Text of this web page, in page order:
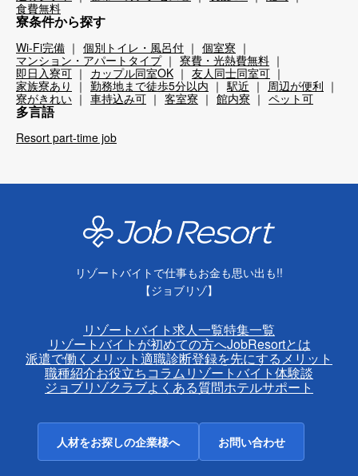
食費無料
寮条件から探す
Wi-Fi完備 個別トイレ・風呂付
個室寮
マンション・アパートタイプ
寮費・光熱費無料
即日入寮可
カップル同室OK
友人同士同室可
家族寮あり
勤務地まで徒歩5分以内 駅近
周辺が便利
寮がきれい
車持込み可 客室寮 館内寮 ペット可
多言語
Resort part-time job
リゾートバイトで仕事もお金も思い出も!!
【ジョブリゾ】
リゾートバイト求人一覧特集一覧
リゾートバイトが初めての方へJobResortとは
派遣で働くメリット適職診断登録を先にするメリット
職種紹介お役立ちコラムリゾートバイト体験談
ジョブリゾクラブよくある質問ホテルサポート
人材をお探しの企業様へ お問い合わせ